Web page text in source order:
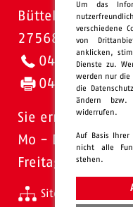
Bütteler Straße 1
27568
0471 - 95
0471 - 95
Sie erreichen uns:
Mo - Do: 08.00 -
Freitags 08.00 -
Sitemap
Um das
verschiedene
von
anklicken,
Dienste zu.
werden nur die
die
ändern bzw.
widerrufen.
Auf Basis Ihrer
nicht alle
stehen.